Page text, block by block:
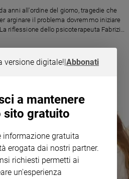
anni all'ordine del giorno, tragedie che
arginare il problema dovremmo iniziare
riflessione dello psicoterapeuta Fabrizio
versione digitale!|Abbonati
a mantenere
sito gratuito
informazione gratuita
erogata dai nostri partner.
richiesti permetti ai
un'esperienza